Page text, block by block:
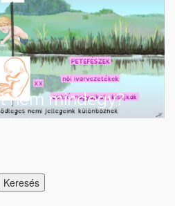
nem mindegy?
Keresés